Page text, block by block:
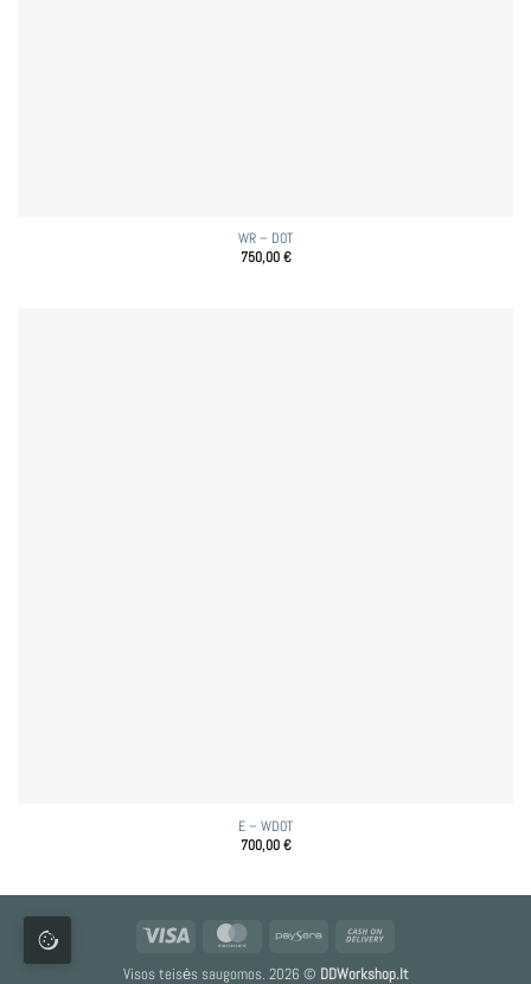
WR – DOT
750,00€
E – WDOT
700,00€
MasterCardPaysera
Visos teisės saugomos. 2026 © DDWorkshop.lt